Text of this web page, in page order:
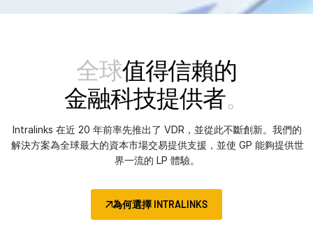
全球值得信賴的
金融科技提供者。
Intralinks 在近 20 年前率先推出了 VDR，並從此不斷創新。我們的
解決方案為全球最大的資本市場交易提供支援，並使 GP 能夠提供世
界一流的 LP 體驗。
為何選擇 INTRALINKS